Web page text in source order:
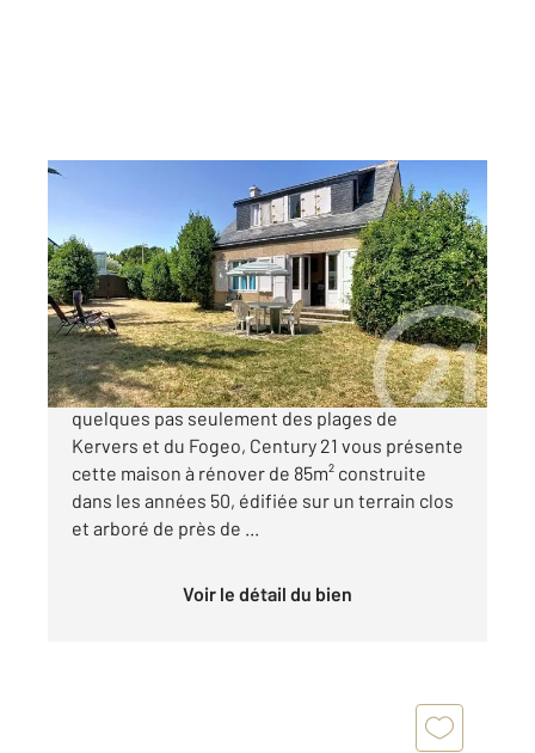
, 3 pièces
Ref : 13097
Maison à vendre
469 900 €
CENTURY 21 ARZON - KERJOUANNO A
quelques pas seulement des plages de
Kervers et du Fogeo, Century 21 vous présente
cette maison à rénover de 85m² construite
dans les années 50, édifiée sur un terrain clos
et arboré de près de ...
Voir le détail du bien